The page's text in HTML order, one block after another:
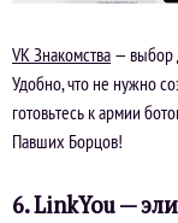
VK Знакомства — выбор
Удобно, что не нужно
готовьтесь к армии
Павших Борцов!
6. LinkYou —